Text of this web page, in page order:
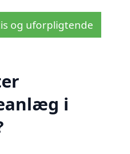
og uforpligtende
i